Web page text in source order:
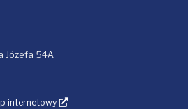
Józefa 54A
internetowy